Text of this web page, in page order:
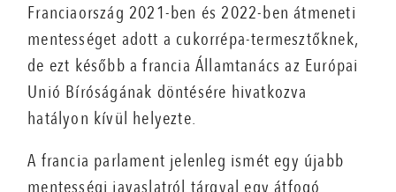
Franciaország 2021-ben és 2022-ben átmeneti
mentességet adott a cukorrépa-termesztőknek,
de ezt később a francia Államtanács az Európai
Unió Bíróságának döntésére hivatkozva
hatályon kívül helyezte.
A francia parlament jelenleg ismét egy újabb